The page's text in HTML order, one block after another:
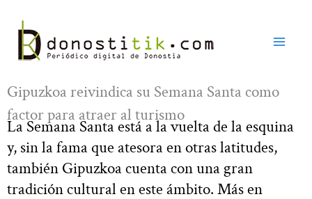
contenido
Gipuzkoa reivindica su Semana Santa como
factor para atraer al turismo
La Semana Santa está a la vuelta de la esquina
y, sin la fama que atesora en otras latitudes,
también Gipuzkoa cuenta con una gran
tradición cultural en este ámbito. Más en